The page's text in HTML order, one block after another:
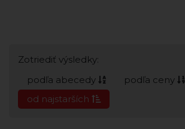
Zotriediť výsledky:
podľa abecedy
podľa ceny
od najstarších